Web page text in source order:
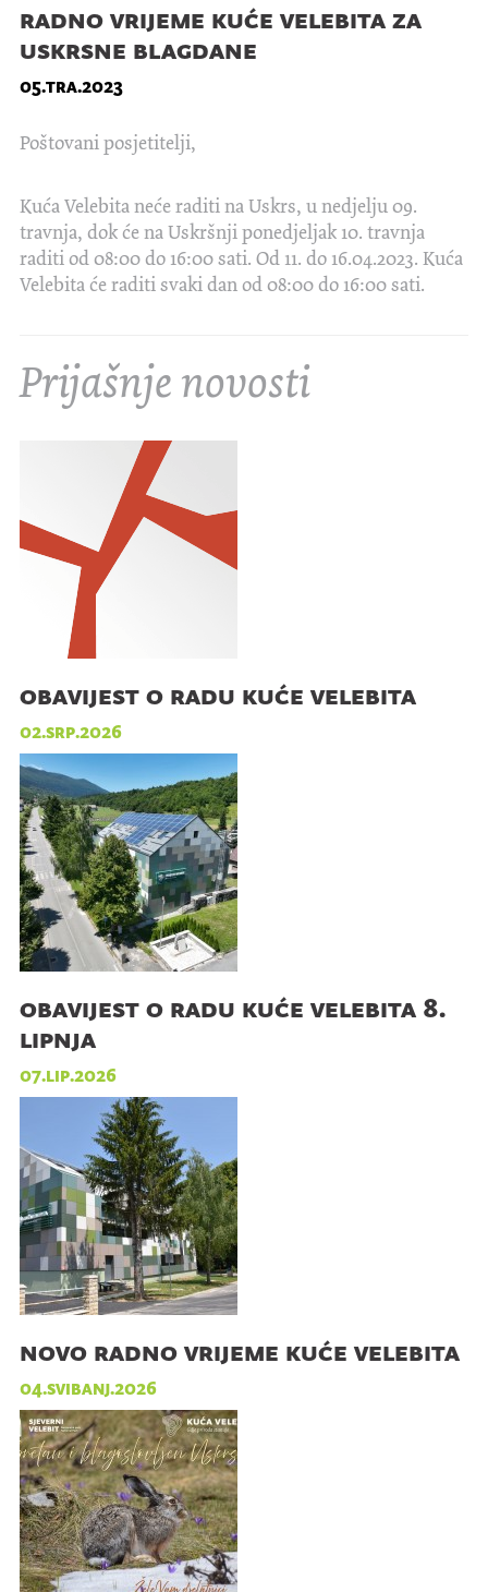
radno vrijeme kuće velebita za
uskrsne blagdane
05.tra.2023
Poštovani posjetitelji,
Kuća Velebita neće raditi na Uskrs, u nedjelju 09.
travnja, dok će na Uskršnji ponedjeljak 10. travnja
raditi od 08:00 do 16:00 sati. Od 11. do 16.04.2023. Kuća
Velebita će raditi svaki dan od 08:00 do 16:00 sati.
Prijašnje novosti
obavijest o radu kuće velebita
02.srp.2026
obavijest o radu kuće velebita 8.
lipnja
07.lip.2026
novo radno vrijeme kuće velebita
04.svibanj.2026